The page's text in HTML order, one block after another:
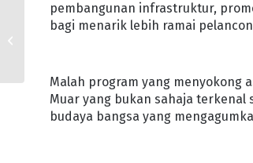
pembangunan infrastruktur,
bagi menarik lebih ramai
Malah program yang menyokong
Muar yang bukan sahaja terkenal
budaya bangsa yang
ALUMNI AKADEMI